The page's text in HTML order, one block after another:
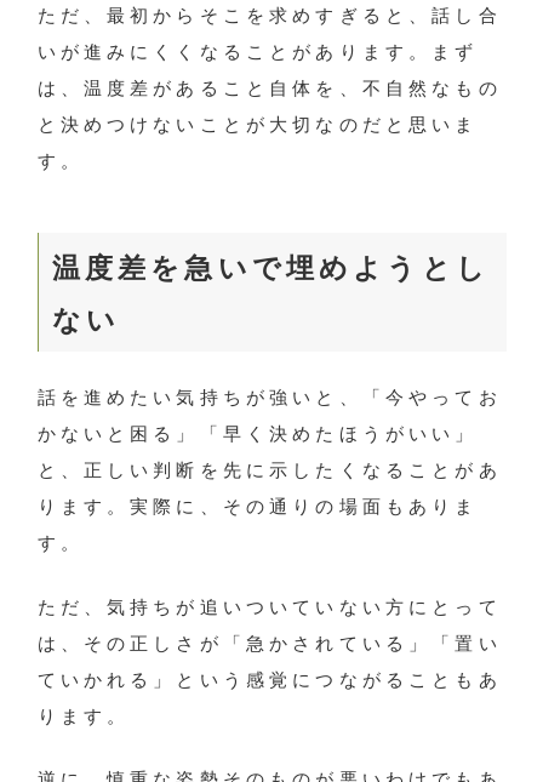
ただ、最初からそこを求めすぎると、話し合
いが進みにくくなることがあります。まず
は、温度差があること自体を、不自然なもの
と決めつけないことが大切なのだと思いま
す。
温度差を急いで埋めようとし
ない
話を進めたい気持ちが強いと、「今やってお
かないと困る」「早く決めたほうがいい」
と、正しい判断を先に示したくなることがあ
ります。実際に、その通りの場面もありま
す。
ただ、気持ちが追いついていない方にとって
は、その正しさが「急かされている」「置い
ていかれる」という感覚につながることもあ
ります。